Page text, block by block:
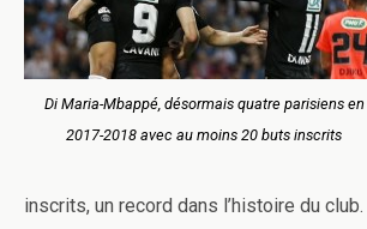
Di Maria-Mbappé, désormais quatre parisiens en
2017-2018 avec au moins 20 buts inscrits
inscrits, un record dans l’histoire du club.